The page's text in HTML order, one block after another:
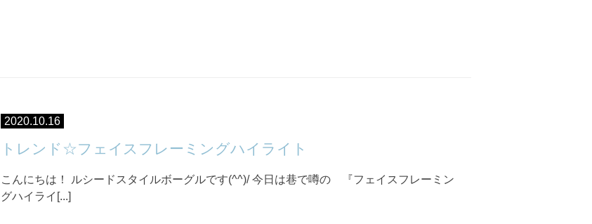
2020.10.16
トレンド☆フェイスフレーミングハイライト
こんにちは！ ルシードスタイルボーグルです(^^)/ 今日は巷で噂の 『フェイスフレーミン
グハイライ[...]